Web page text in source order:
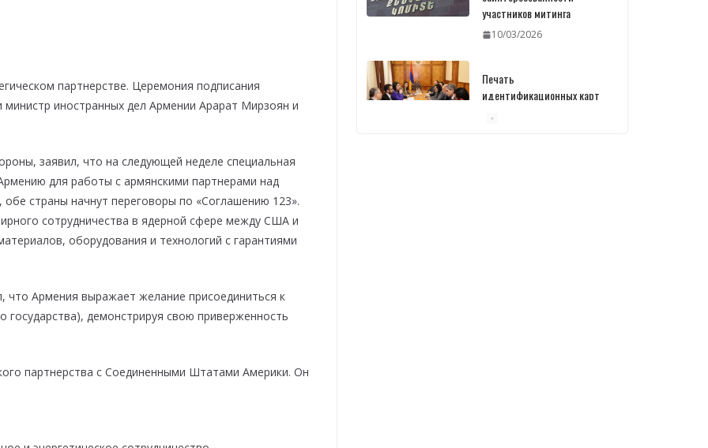
партнерстве. Церемония подписания
иностранных дел Армении Арарат Мирзоян и
заявил, что на следующей неделе специальная
для работы с армянскими партнерами над
страны начнут переговоры по «Соглашению 123».
сотрудничества в ядерной сфере между США и
оборудования и технологий с гарантиями
Армения выражает желание присоединиться к
демонстрируя свою приверженность
партнерства с Соединенными Штатами Америки. Он
Печать
идентификационных карт
министерстве состоялась
встреча